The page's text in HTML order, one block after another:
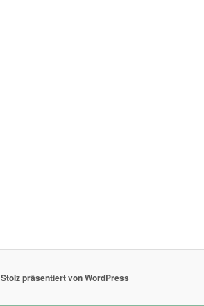
Stolz präsentiert von WordPress